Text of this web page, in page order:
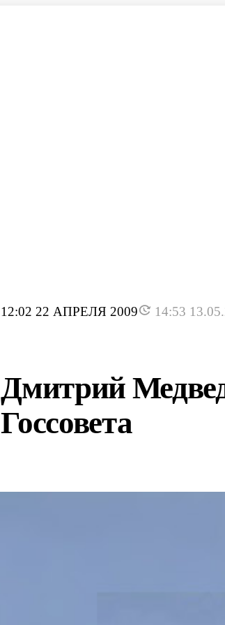
12:02 22 АПРЕЛЯ 2009 14:53
Дмитрий
Госсовета